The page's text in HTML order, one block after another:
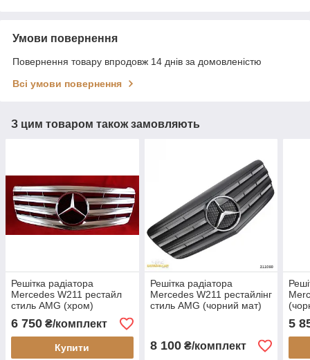
Умови повернення
Повернення товару впродовж 14 днів за домовленістю
Всі умови повернення
З цим товаром також замовляють
Решітка радіатора
Mercedes W211 рестайл
стиль AMG (хром)
6 750 ₴/комплект
Купити
Решітка радіатора
Mercedes W211 рестайлінг
стиль AMG (чорний мат)
8 100₴/комплект
5